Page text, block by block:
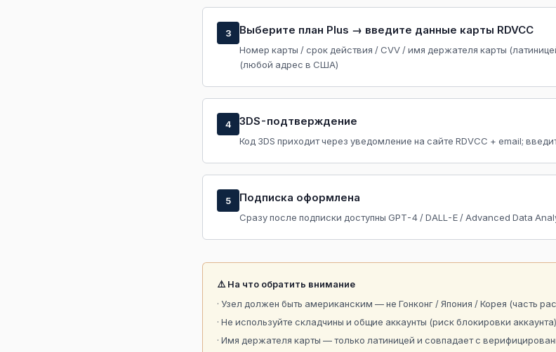
3 Выберите план Plus → введите данные карты RDVCC
Номер карты / срок действия / CVV / имя держателя карты
(любой адрес в США)
4 3DS-подтверждение
Код 3DS приходит через уведомление на сайте RDVCC + email;
5 Подписка оформлена
Сразу после подписки доступны GPT-4 / DALL-E / Advanced Data
⚠️ На что обратить внимание
· Узел должен быть американским — не Гонконг / Япония / Корея (часть
· Не используйте складчины и общие аккаунты (риск блокировки аккаунта)
· Имя держателя карты — только латиницей и совпадает с